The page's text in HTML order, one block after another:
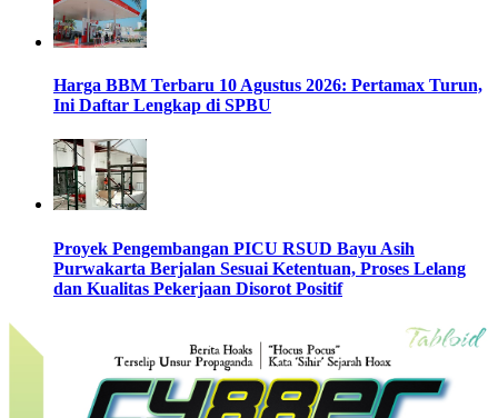
Harga BBM Terbaru 10 Agustus 2026: Pertamax Turun,
Ini Daftar Lengkap di SPBU
Proyek Pengembangan PICU RSUD Bayu Asih
Purwakarta Berjalan Sesuai Ketentuan, Proses Lelang
dan Kualitas Pekerjaan Disorot Positif